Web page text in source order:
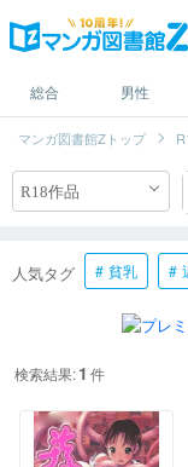
総合 男性
マンガ図書館Zトップ
人気タグ 貧乳
検索結果:1 件